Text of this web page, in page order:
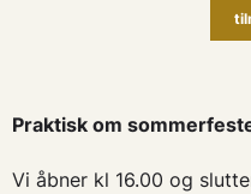
Praktisk om
Vi åbner kl 16.00 og